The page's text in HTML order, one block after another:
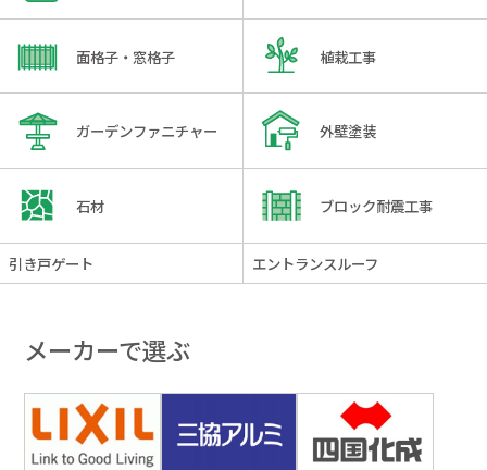
面格子・窓格子 植栽工事
ガーデンファニチャー 外壁塗装
石材 ブロック耐震工事
引き戸ゲート エントランスルーフ
メーカーで選ぶ